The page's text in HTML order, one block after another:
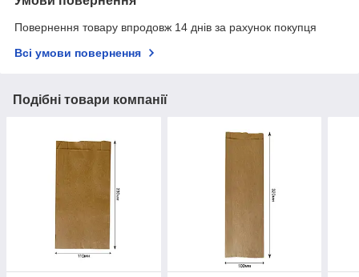
Повернення товару впродовж 14 днів за рахунок покупця
Всі умови повернення
Подібні товари компанії